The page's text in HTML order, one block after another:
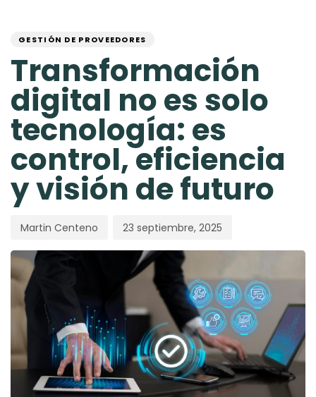
primary
Skip
content
GESTIÓN DE PROVEEDORES
Transformación
digital no es solo
tecnología: es
control, eficiencia
y visión de futuro
Martin Centeno 23 septiembre, 2025